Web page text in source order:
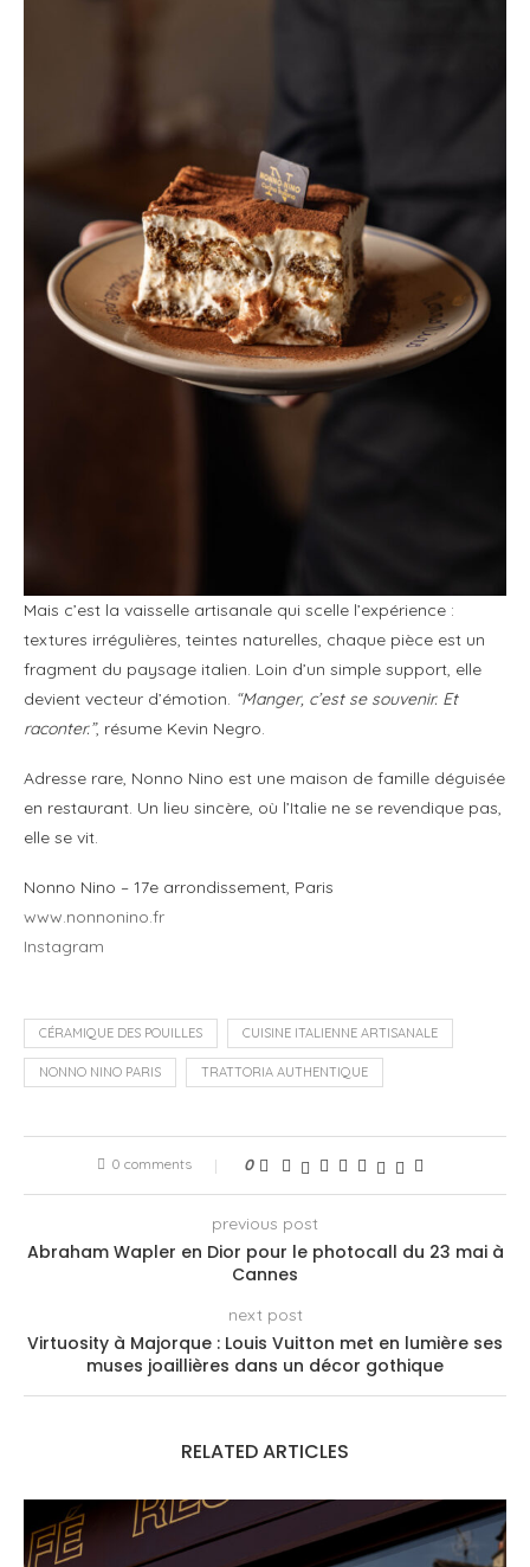
Mais c’est la vaisselle artisanale qui scelle l’expérience :
textures irrégulières, teintes naturelles, chaque pièce est un
fragment du paysage italien. Loin d’un simple support, elle
devient vecteur d’émotion. “Manger, c’est se souvenir. Et
raconter.”, résume Kevin Negro.
Adresse rare, Nonno Nino est une maison de famille déguisée
en restaurant. Un lieu sincère, où l’Italie ne se revendique pas,
elle se vit.
Nonno Nino – 17e arrondissement, Paris
www.nonnonino.fr
Instagram
CÉRAMIQUE DES POUILLES CUISINE ITALIENNE ARTISANALE
NONNO NINO PARIS TRATTORIA AUTHENTIQUE
0 comments 0
previous post
Abraham Wapler en Dior pour le photocall du 23 mai à
Cannes
next post
Virtuosity à Majorque : Louis Vuitton met en lumière ses
muses joaillières dans un décor gothique
RELATED ARTICLES